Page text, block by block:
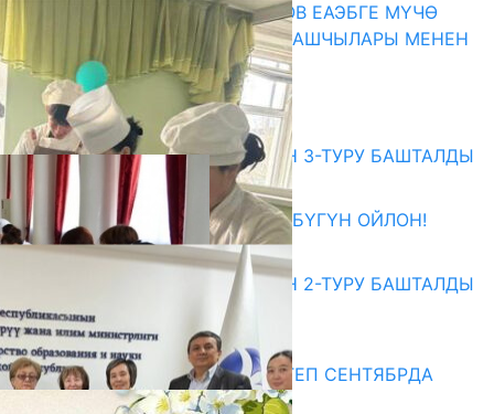
ПРЕЗИДЕНТ САДЫР ЖАПАРОВ ЕАЭБГЕ МҮЧӨ
МАМЛЕКЕТТЕРДИН ӨКМӨТ БАШЧЫЛАРЫ МЕНЕН
ЖОЛУГУШТУ
07.08.2026
Абитуриент
ЖОЖДОРГО КАБЫЛ АЛУУНУН 3-ТУРУ БАШТАЛДЫ
27.07.2026
ӨЗҮҢДҮН КЕЛЕЧЕГИҢ ҮЧҮН БҮГҮН ОЙЛОН!
20.07.2026
ЖОЖДОРГО КАБЫЛ АЛУУНУН 2-ТУРУ БАШТАЛДЫ
20.07.2026
Медиа
СУЗАКТА 750 ОРУНДУУ МЕКТЕП СЕНТЯБРДА
ПАЙДАЛАНУУГА БЕРИЛЕТ